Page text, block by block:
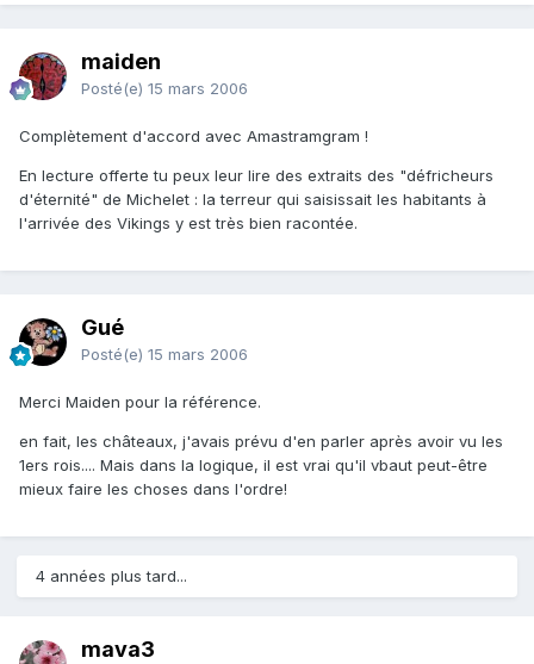
maiden
Posté(e) 15 mars 2006
Complètement d'accord avec Amastramgram !
En lecture offerte tu peux leur lire des extraits des "défricheurs
d'éternité" de Michelet : la terreur qui saisissait les habitants à
l'arrivée des Vikings y est très bien racontée.
Gué
Posté(e) 15 mars 2006
Merci Maiden pour la référence.
en fait, les châteaux, j'avais prévu d'en parler après avoir vu les
1ers rois.... Mais dans la logique, il est vrai qu'il vbaut peut-être
mieux faire les choses dans l'ordre!
4 années plus tard...
mava3